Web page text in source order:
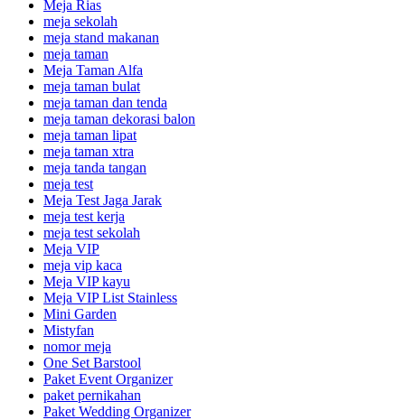
Meja Rias
meja sekolah
meja stand makanan
meja taman
Meja Taman Alfa
meja taman bulat
meja taman dan tenda
meja taman dekorasi balon
meja taman lipat
meja taman xtra
meja tanda tangan
meja test
Meja Test Jaga Jarak
meja test kerja
meja test sekolah
Meja VIP
meja vip kaca
Meja VIP kayu
Meja VIP List Stainless
Mini Garden
Mistyfan
nomor meja
One Set Barstool
Paket Event Organizer
paket pernikahan
Paket Wedding Organizer